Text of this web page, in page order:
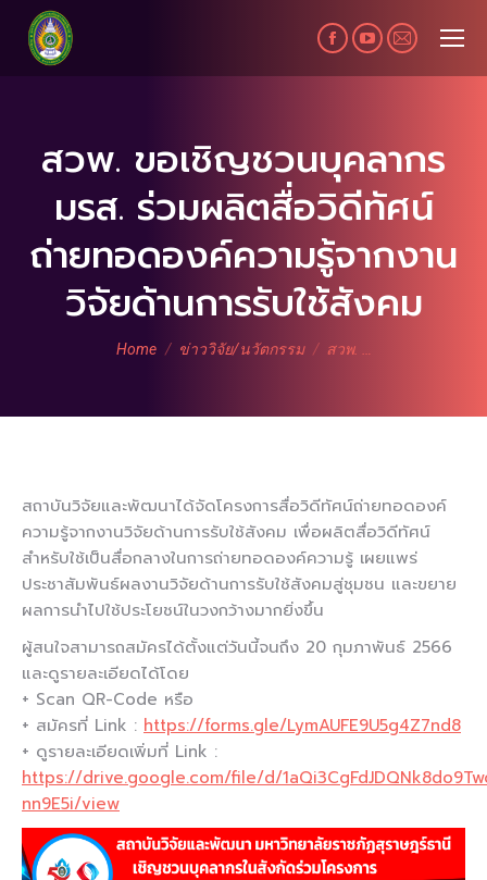
Facebook
page
new
window
YouTube
page
new
window
Mail
page
new
window
สวพ. ขอเชิญชวนบุคลากร
มรส. ร่วมผลิตสื่อวิดีทัศน์
ถ่ายทอดองค์ความรู้จากงาน
วิจัยด้านการรับใช้สังคม
You are here:
Home ข่าววิจัย/นวัตกรรม สวพ. …
สถาบันวิจัยและพัฒนาได้จัดโครงการสื่อวิดีทัศน์ถ่ายทอดองค์
ความรู้จากงานวิจัยด้านการรับใช้สังคม เพื่อผลิตสื่อวิดีทัศน์
สำหรับใช้เป็นสื่อกลางในการถ่ายทอดองค์ความรู้ เผยแพร่
ประชาสัมพันธ์ผลงานวิจัยด้านการรับใช้สังคมสู่ชุมชน และขยาย
ผลการนำไปใช้ประโยชน์ในวงกว้างมากยิ่งขึ้น
ผู้สนใจสามารถสมัครได้ตั้งแต่วันนี้จนถึง 20 กุมภาพันธ์ 2566
และดูรายละเอียดได้โดย
+ Scan QR-Code หรือ
+ สมัครที่ Link : https://forms.gle/LymAUFE9U5g4Z7nd8
+ ดูรายละเอียดเพิ่มที่ Link :
https://drive.google.com/file/d/
nn9E5i/view